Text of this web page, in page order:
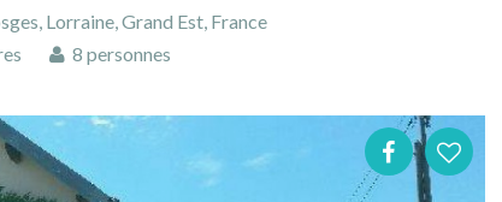
Lorraine, Grand Est, France
8 personnes